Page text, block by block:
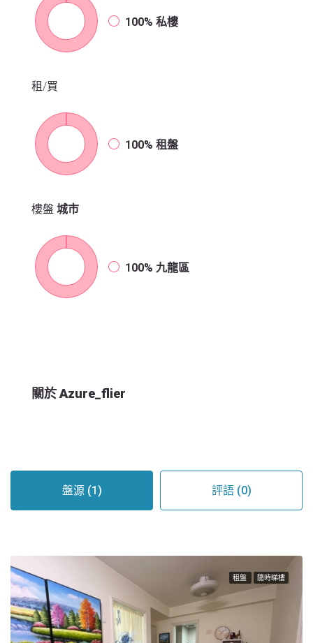
100% 私樓
租/買
100% 租盤
樓盤 城市
100% 九龍區
關於 Azure_flier
盤源 (1) 評語 (0)
租盤 隨時睇樓